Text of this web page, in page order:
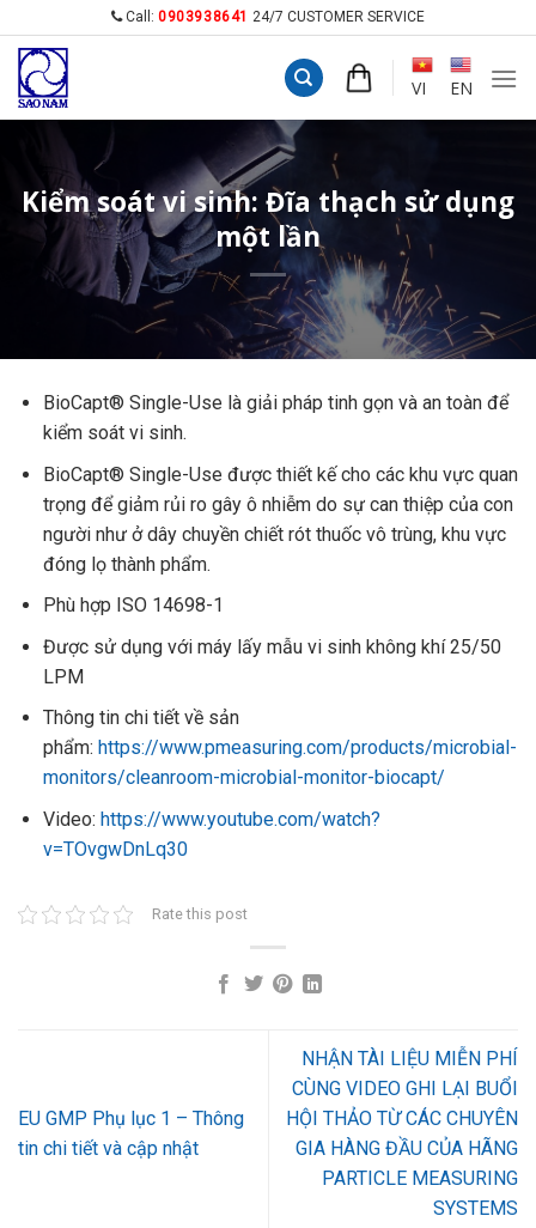
content
Call: 0903938641 24/7 CUSTOMER SERVICE
VI EN
Kiểm soát vi sinh: Đĩa thạch sử dụng
một lần
BioCapt® Single-Use là giải pháp tinh gọn và an toàn để
kiểm soát vi sinh.
BioCapt® Single-Use được thiết kế cho các khu vực quan
trọng để giảm rủi ro gây ô nhiễm do sự can thiệp của con
người như ở dây chuyền chiết rót thuốc vô trùng, khu vực
đóng lọ thành phẩm.
Phù hợp ISO 14698-1
Được sử dụng với máy lấy mẫu vi sinh không khí 25/50
LPM
Thông tin chi tiết về sản
phẩm: https://www.pmeasuring.com/products/microbial-
monitors/cleanroom-microbial-monitor-biocapt/
Video: https://www.youtube.com/watch?
v=TOvgwDnLq30
Rate this post
EU GMP Phụ lục 1 – Thông
tin chi tiết và cập nhật
NHẬN TÀI LIỆU MIỄN PHÍ
CÙNG VIDEO GHI LẠI BUỔI
HỘI THẢO TỪ CÁC CHUYÊN
GIA HÀNG ĐẦU CỦA HÃNG
PARTICLE MEASURING
SYSTEMS